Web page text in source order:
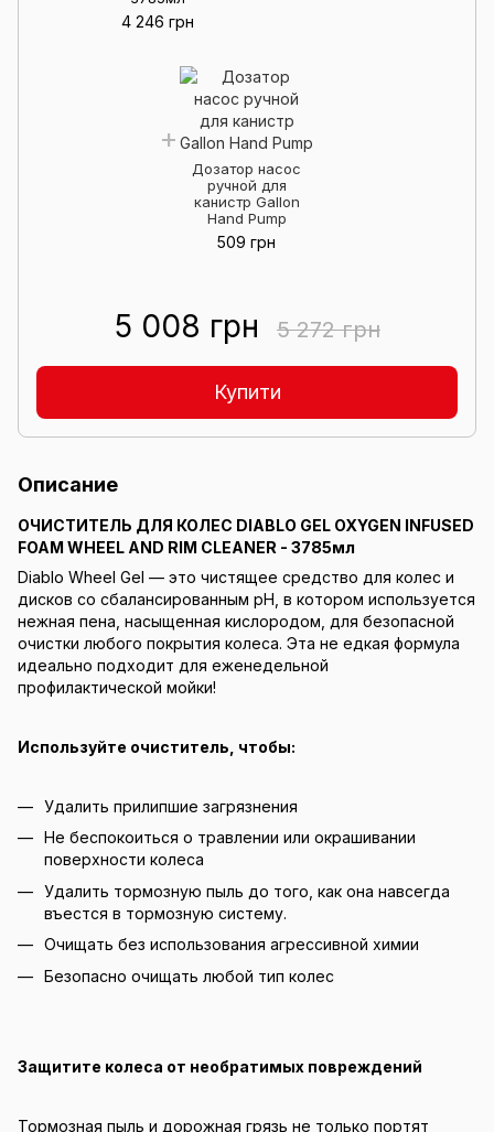
4 246 грн
Дозатор насос
ручной для
канистр Gallon
Hand Pump
509 грн
5 008 грн 5 272 грн
Купити
Описание
ОЧИСТИТЕЛЬ ДЛЯ КОЛЕС DIABLO GEL OXYGEN INFUSED
FOAM WHEEL AND RIM CLEANER - 3785мл
Diablo Wheel Gel — это чистящее средство для колес и
дисков со сбалансированным pH, в котором используется
нежная пена, насыщенная кислородом, для безопасной
очистки любого покрытия колеса. Эта не едкая формула
идеально подходит для еженедельной
профилактической мойки!
Используйте очиститель, чтобы:
Удалить прилипшие загрязнения
Не беспокоиться о травлении или окрашивании
поверхности колеса
Удалить тормозную пыль до того, как она навсегда
въестся в тормозную систему.
Очищать без использования агрессивной химии
Безопасно очищать любой тип колес
Защитите колеса от необратимых повреждений
Тормозная пыль и дорожная грязь не только портят